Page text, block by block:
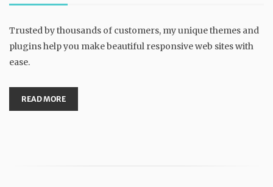
Trusted by thousands of customers, my unique themes and
plugins help you make beautiful responsive web sites with
ease.
READ MORE